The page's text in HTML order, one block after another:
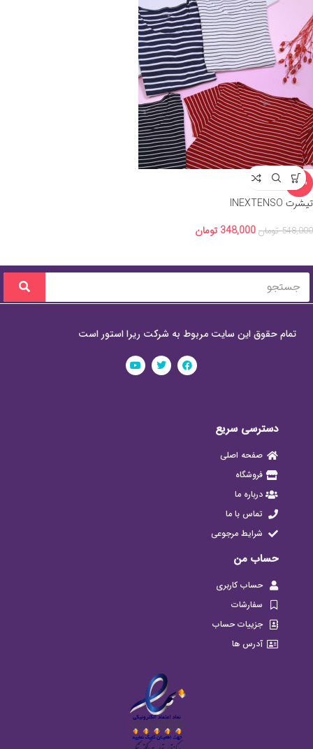
-36%
تیشرت INEXTENSO
548,000 تومان 348,000 تومان
تمام حقوق این سایت مربوط به شرکت ریرا استور است
دسترسی سریع
صفحه اصلی
فروشگاه
درباره ما
تماس با ما
شرایط مرجوعی
حساب من
حساب کاربری
سفارشات
جزییات حساب
آدرس ها